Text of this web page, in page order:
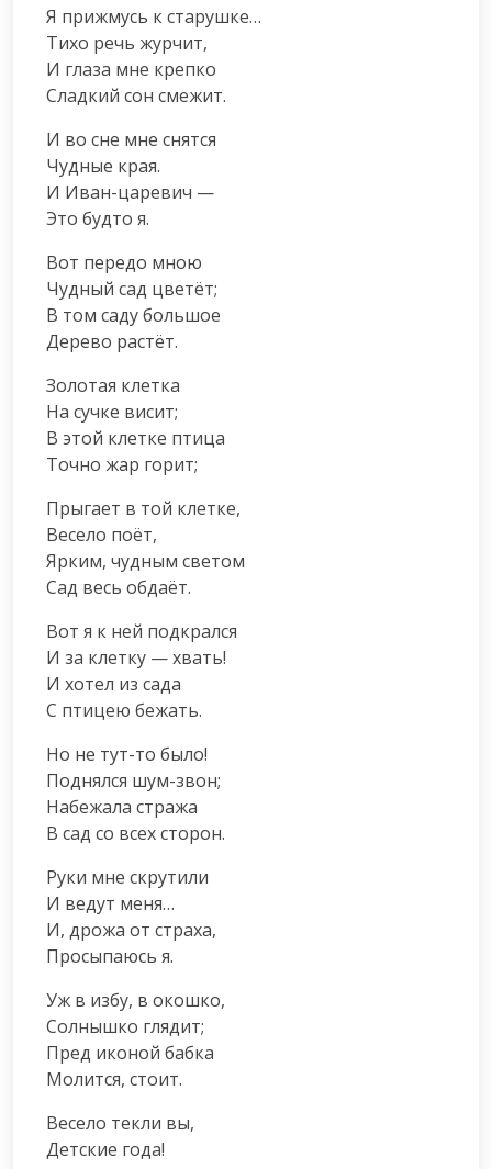
Я прижмусь к старушке…
Тихо речь журчит,
И глаза мне крепко
Сладкий сон смежит.
И во сне мне снятся
Чудные края.
И Иван-царевич —
Это будто я.
Вот передо мною
Чудный сад цветёт;
В том саду большое
Дерево растёт.
Золотая клетка
На сучке висит;
В этой клетке птица
Точно жар горит;
Прыгает в той клетке,
Весело поёт,
Ярким, чудным светом
Сад весь обдаёт.
Вот я к ней подкрался
И за клетку — хвать!
И хотел из сада
С птицею бежать.
Но не тут-то было!
Поднялся шум-звон;
Набежала стража
В сад со всех сторон.
Руки мне скрутили
И ведут меня…
И, дрожа от страха,
Просыпаюсь я.
Уж в избу, в окошко,
Солнышко глядит;
Пред иконой бабка
Молится, стоит.
Весело текли вы,
Детские года!